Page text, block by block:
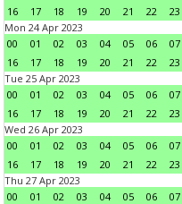
16
17 18 19 20 21 22
23
Mon 24 Apr 2023
00
01 02 03 04 05 06 07
16
17 18 19 20 21 22
23
Tue 25 Apr 2023
00
01 02 03 04 05 06 07
16
17 18 19 20 21 22
23
Wed 26 Apr 2023
00
01 02 03 04 05 06 07
16
17 18 19 20 21 22
23
Thu 27 Apr 2023
00
01 02 03 04 05 06 07